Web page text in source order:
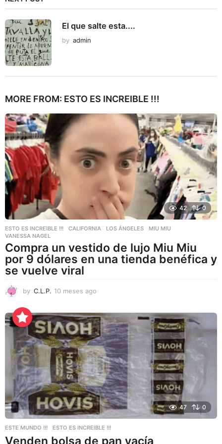
El que salte esta....
by admin
MORE FROM: ESTO ES INCREIBLE !!!
42 0
ESTO ES INCREIBLE !!! CALIFORNIA ,LOS ÁNGELES ,MIU MIU
VANESSA NAGEL
Compra un vestido de lujo Miu Miu
por 9 dólares en una tienda benéfica y
se vuelve viral
by C.L.P. 10 meses ago
e
s
e
s
a
g
o
47 0
ESTE MUNDO !!! ,ESTO ES INCREIBLE !!!
Venden bolsa de pan vacía